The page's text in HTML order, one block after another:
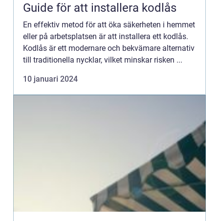
Guide för att installera kodlås
En effektiv metod för att öka säkerheten i hemmet
eller på arbetsplatsen är att installera ett kodlås.
Kodlås är ett modernare och bekvämare alternativ
till traditionella nycklar, vilket minskar risken ...
10 januari 2024